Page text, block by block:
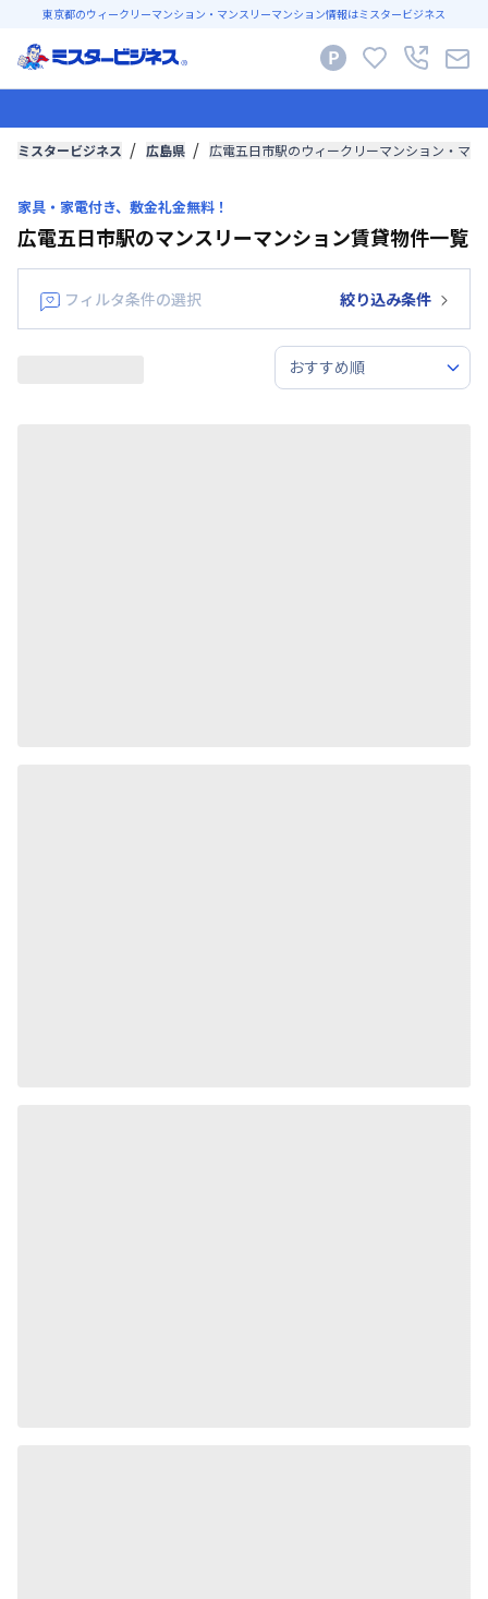
東京都のウィークリーマンション・マンスリーマンション情報はミスタービジネス
ミスタービジネス 広島県 広電五日市駅のウィークリーマンション・マ
家具・家電付き、敷金礼金無料！
広電五日市駅のマンスリーマンション賃貸物件一覧
フィルタ条件の選択 絞り込み条件